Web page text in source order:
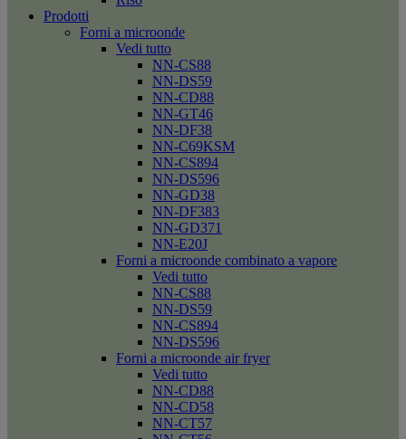
Prodotti
Forni a microonde
Vedi tutto
NN-CS88
NN-DS59
NN-CD88
NN-GT46
NN-DF38
NN-C69KSM
NN-CS894
NN-DS596
NN-GD38
NN-DF383
NN-GD371
NN-E20J
Forni a microonde combinato a vapore
Vedi tutto
NN-CS88
NN-DS59
NN-CS894
NN-DS596
Forni a microonde air fryer
Vedi tutto
NN-CD88
NN-CD58
NN-CT57